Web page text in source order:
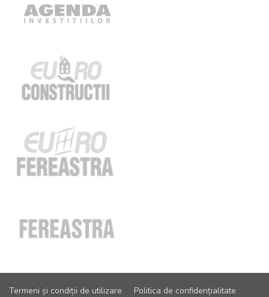
Termeni și condiții de utilizare
Politica de confidențialitate